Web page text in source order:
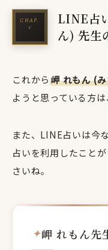
LINE占
ん) 先生
これから岬 れもん (
ようと思っている方
また、LINE占いは今
占いを利用したこと
さいね。
岬 れもん先